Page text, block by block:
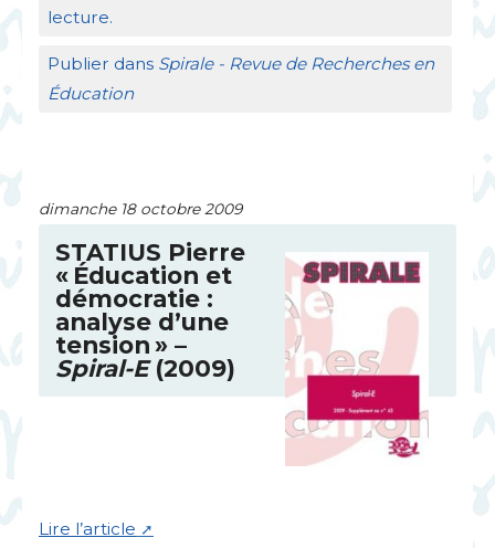
lecture.
Publier dans Spirale - Revue de Recherches en
Éducation
dimanche 18 octobre 2009
STATIUS Pierre
« Éducation et
démocratie :
analyse d’une
tension» –
Spiral-E(2009)
Lire l’article